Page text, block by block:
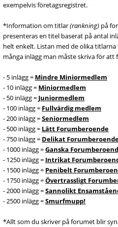
exempelvis företagsregistret.
*Information om titlar(rankning) på
presenteras en titel baserat på antal
helt enkelt. Listan med de olika
många inlägg man måste skriva för att
- 5 inlägg = Mindre Miniormedlem
- 10 inlägg = Miniormedlem
- 50 inlägg = Juniormedlem
- 100 inlägg = Fullvärdig medlem
- 200 inlägg =Seniormedlem
- 500 inlägg = Lätt Forumberoende
- 750 inlägg = Delikat
- 1000 inlägg =Ganska
- 1250 inlägg = Intrikat
- 1500 inlägg = Penibelt
- 1750 inlägg =Övertrassligt
- 2000 inlägg =Sannolikt
- 2500 inlägg =Smurfmupp!
*Allt som du skriver på forumet blir